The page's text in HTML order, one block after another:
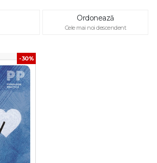
Ordonează
Cele mai noi descendent
-30%